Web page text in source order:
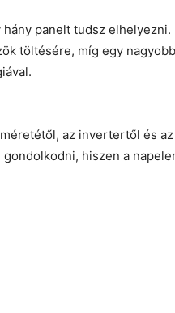
panelt tudsz
töltésére, míg egy
az invertertől és
hiszen a